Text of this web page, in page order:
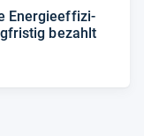
Ener­gie­ef­fi­zi­
bezahlt